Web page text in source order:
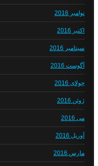
نوامبر 2016
اکتبر 2016
سپتامبر 2016
آگوست 2016
جولای 2016
ژوئن 2016
می 2016
آوریل 2016
مارس 2016